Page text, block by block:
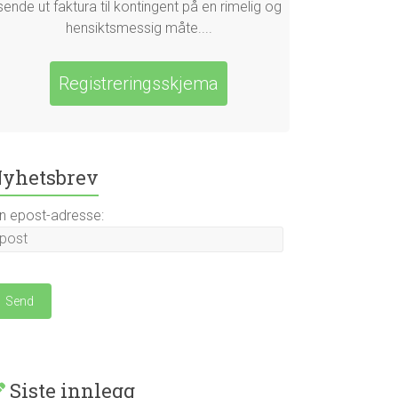
ut faktura til kontingent på en rimelig og
hensiktsmessig måte....
Registreringsskjema
epost-adresse:
Siste innlegg